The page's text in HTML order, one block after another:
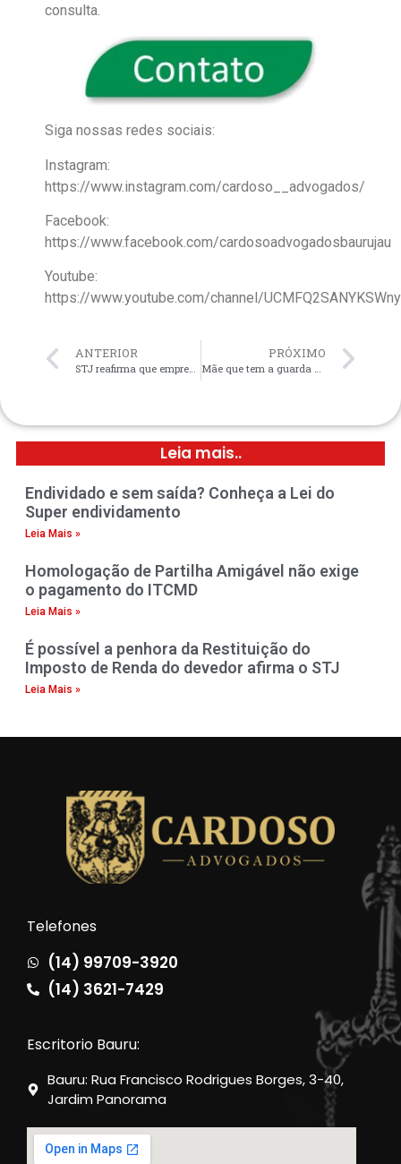
consulta.
Siga nossas redes sociais:
Instagram:
https://www.instagram.com/cardoso__advogados/
Facebook:
https://www.facebook.com/cardosoadvogadosbaurujau
Youtube:
https://www.youtube.com/channel/
ANTERIOR PRÓXIMO
Leia mais..
Endividado e sem saída? Conheça a Lei do
Super endividamento
Leia Mais »
Homologação de Partilha Amigável não exige
o pagamento do ITCMD
Leia Mais »
É possível a penhora da Restituição do
Imposto de Renda do devedor afirma o STJ
Leia Mais »
Telefones
(14) 99709-3920
(14) 3621-7429
Escritorio Bauru:
Bauru: Rua Francisco Rodrigues Borges, 3-40,
Jardim Panorama